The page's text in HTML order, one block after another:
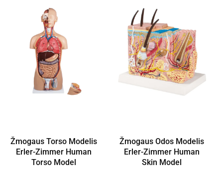
Žmogaus Torso Modelis
Erler-Zimmer Human
Torso Model
Žmogaus Odos Modelis
Erler-Zimmer Human
Skin Model